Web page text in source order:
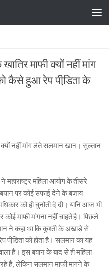
माफी क्यों नहीं मांग
कैसे हुआ रेप पीडि़ता के
नहीं मांग लेते सलमान खान। सुल्तान
महाराष्ट्र महिला आयोग के तीसरे
पर कोई सफाई देने के बजाय
को ही चुनौती दे दी। यानि आज भी
माफी मांगना नहीं चाहते है। पिछले
ने कहा था कि कुश्ती के अखाड़े से
पीडि़ता को होता है। सलमान का यह
है। इस बयान के बाद से ही महिला
हैं, लेकिन सलमान माफी मांगने के